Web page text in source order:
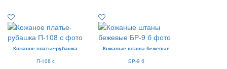
Кожаное платье-рубашка
П-108 с
Кожаные штаны бежевые
БР-9 б